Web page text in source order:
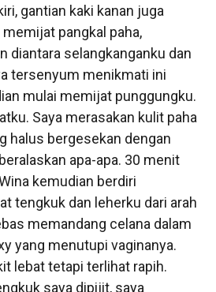
gantian kaki kanan juga
pangkal paha,
diantara selangkanganku dan
tersenyum menikmati ini
mulai memijat punggungku.
Saya merasakan kulit paha
halus bergesekan dengan
apa-apa. 30 menit
kemudian berdiri
tengkuk dan leherku dari arah
memandang celana dalam
yang menutupi vaginanya.
lebat tetapi terlihat rapih.
saya dipijit, saya